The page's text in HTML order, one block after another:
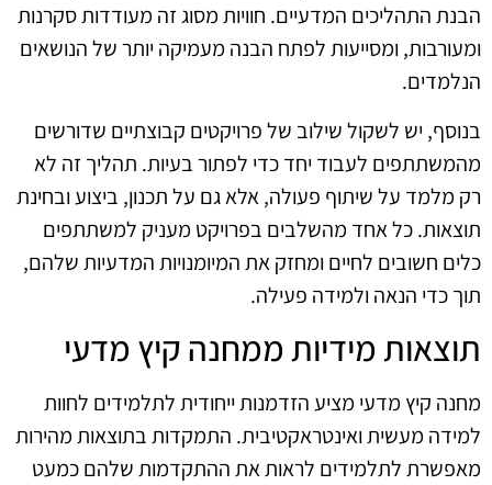
הבנת התהליכים המדעיים. חוויות מסוג זה מעודדות סקרנות
ומעורבות, ומסייעות לפתח הבנה מעמיקה יותר של הנושאים
הנלמדים.
בנוסף, יש לשקול שילוב של פרויקטים קבוצתיים שדורשים
מהמשתתפים לעבוד יחד כדי לפתור בעיות. תהליך זה לא
רק מלמד על שיתוף פעולה, אלא גם על תכנון, ביצוע ובחינת
תוצאות. כל אחד מהשלבים בפרויקט מעניק למשתתפים
כלים חשובים לחיים ומחזק את המיומנויות המדעיות שלהם,
תוך כדי הנאה ולמידה פעילה.
תוצאות מידיות ממחנה קיץ מדעי
מחנה קיץ מדעי מציע הזדמנות ייחודית לתלמידים לחוות
למידה מעשית ואינטראקטיבית. התמקדות בתוצאות מהירות
מאפשרת לתלמידים לראות את ההתקדמות שלהם כמעט